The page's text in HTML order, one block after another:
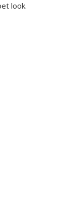
look.